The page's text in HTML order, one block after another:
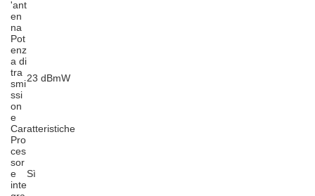
'ant
en
na
Pot
enz
a di
tra
smi
ssi
on
e
23 dBmW
Caratteristiche
Pro
ces
sor
e
inte
Sì